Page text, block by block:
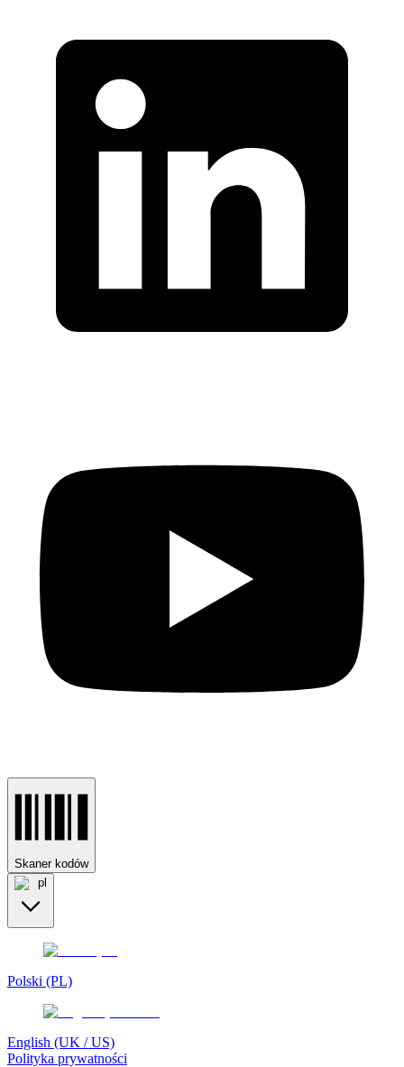
Skaner kodów
pl
Polski (PL)
English (UK / US)
Polityka prywatności